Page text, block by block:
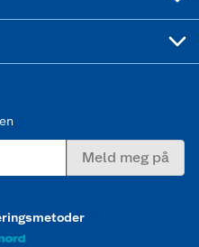
Meld meg på